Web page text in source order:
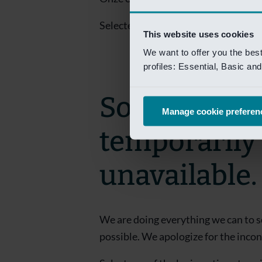
This website uses cookies
We want to offer you the
profiles: Essential, Basic
Manage cookie
Selecteer een van de login opties
Sorry! This
temporarily
unavailable.
We are doing everything we can to
possible. We apologize for the